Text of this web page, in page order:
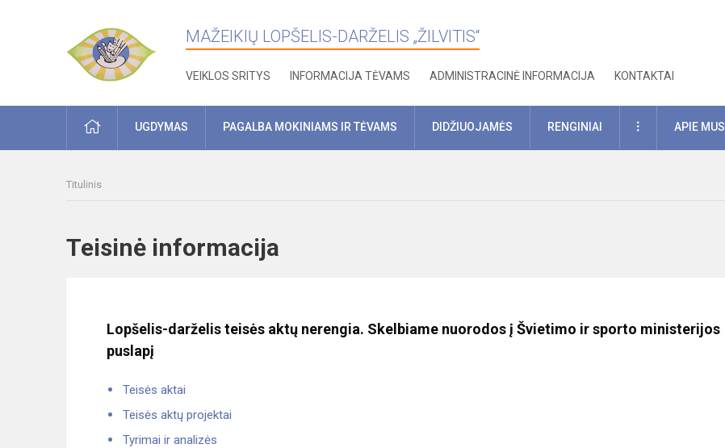
MAŽEIKIŲ LOPŠELIS-DARŽELIS „ŽILVITIS“
VEIKLOS SRITYS INFORMACIJA TĖVAMS ADMINISTRACINĖ INFORMACIJA KONTAKTAI
PRADŽIAUGDYMAS PAGALBA MOKINIAMS IR TĖVAMS DIDŽIUOJAMĖS RENGINIAI DAUGIAUAPIE MUS
Titulinis
Teisinė informacija
Lopšelis-darželis teisės aktų nerengia. Skelbiame nuorodos į Švietimo ir sporto ministerijos
puslapį
Teisės aktai
Teisės aktų projektai
Tyrimai ir analizės